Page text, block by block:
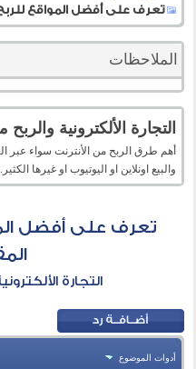
تعرف على أفضل المواقع
الملاحظات
التجارة الألكترونية
أهم طرق الربح من الأنترنت سواء عبر
والبيع اونلاين او اليوتيوب او غيرها
تعرف على أفضل
التجارة
أدوات الموضوع